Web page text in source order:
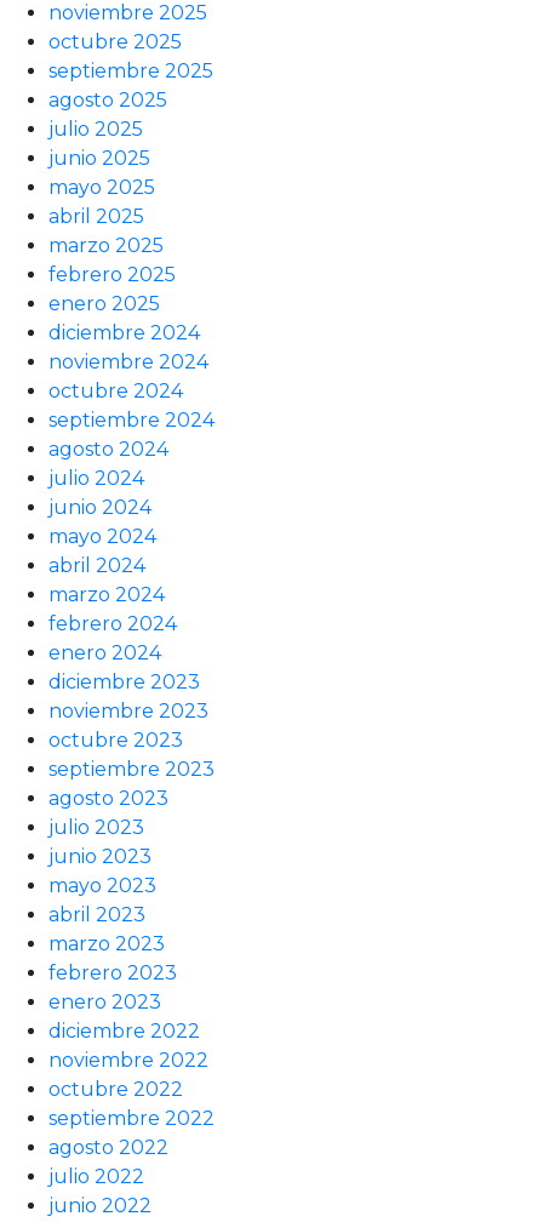
noviembre 2025
octubre 2025
septiembre 2025
agosto 2025
julio 2025
junio 2025
mayo 2025
abril 2025
marzo 2025
febrero 2025
enero 2025
diciembre 2024
noviembre 2024
octubre 2024
septiembre 2024
agosto 2024
julio 2024
junio 2024
mayo 2024
abril 2024
marzo 2024
febrero 2024
enero 2024
diciembre 2023
noviembre 2023
octubre 2023
septiembre 2023
agosto 2023
julio 2023
junio 2023
mayo 2023
abril 2023
marzo 2023
febrero 2023
enero 2023
diciembre 2022
noviembre 2022
octubre 2022
septiembre 2022
agosto 2022
julio 2022
junio 2022